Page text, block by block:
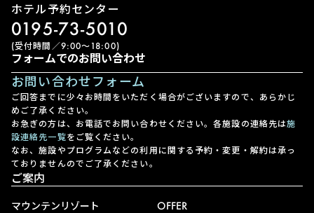
ホテル予約センター
0195-73-5010
(受付時間／9:00〜18:00)
フォームでのお問い合わせ
お問い合わせフォーム
ご回答までに少々お時間をいただく場合がございますので、あらかじ
めご了承ください。
お急ぎの方は、お電話でお問い合わせください。各施設の連絡先は施
設連絡先一覧をご覧ください。
なお、施設やプログラムなどの利用に関する予約・変更・解約は承っ
ておりませんのでご了承ください。
ご案内
マウンテンリゾート
OFFER